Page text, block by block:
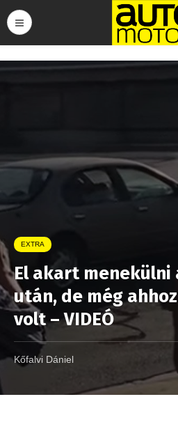
EXTRA
El akart menekülni
után, de még
volt – VIDEÓ
Kőfalvi Dániel